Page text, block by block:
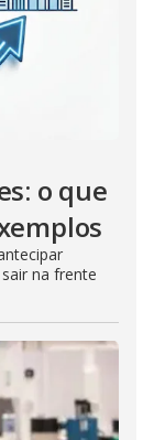
o que
na frente